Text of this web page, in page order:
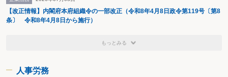
【改正情報】内閣府本府組織令の一部改正（令和8年4月8日政令第119号〔第8
条〕 令和8年4月8日から施行）
もっとみる
人事労務